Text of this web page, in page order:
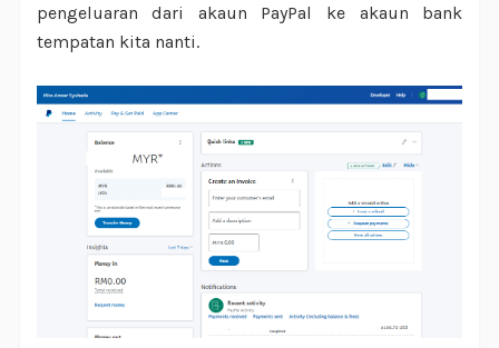
pengeluaran dari akaun PayPal ke akaun bank
tempatan kita nanti.